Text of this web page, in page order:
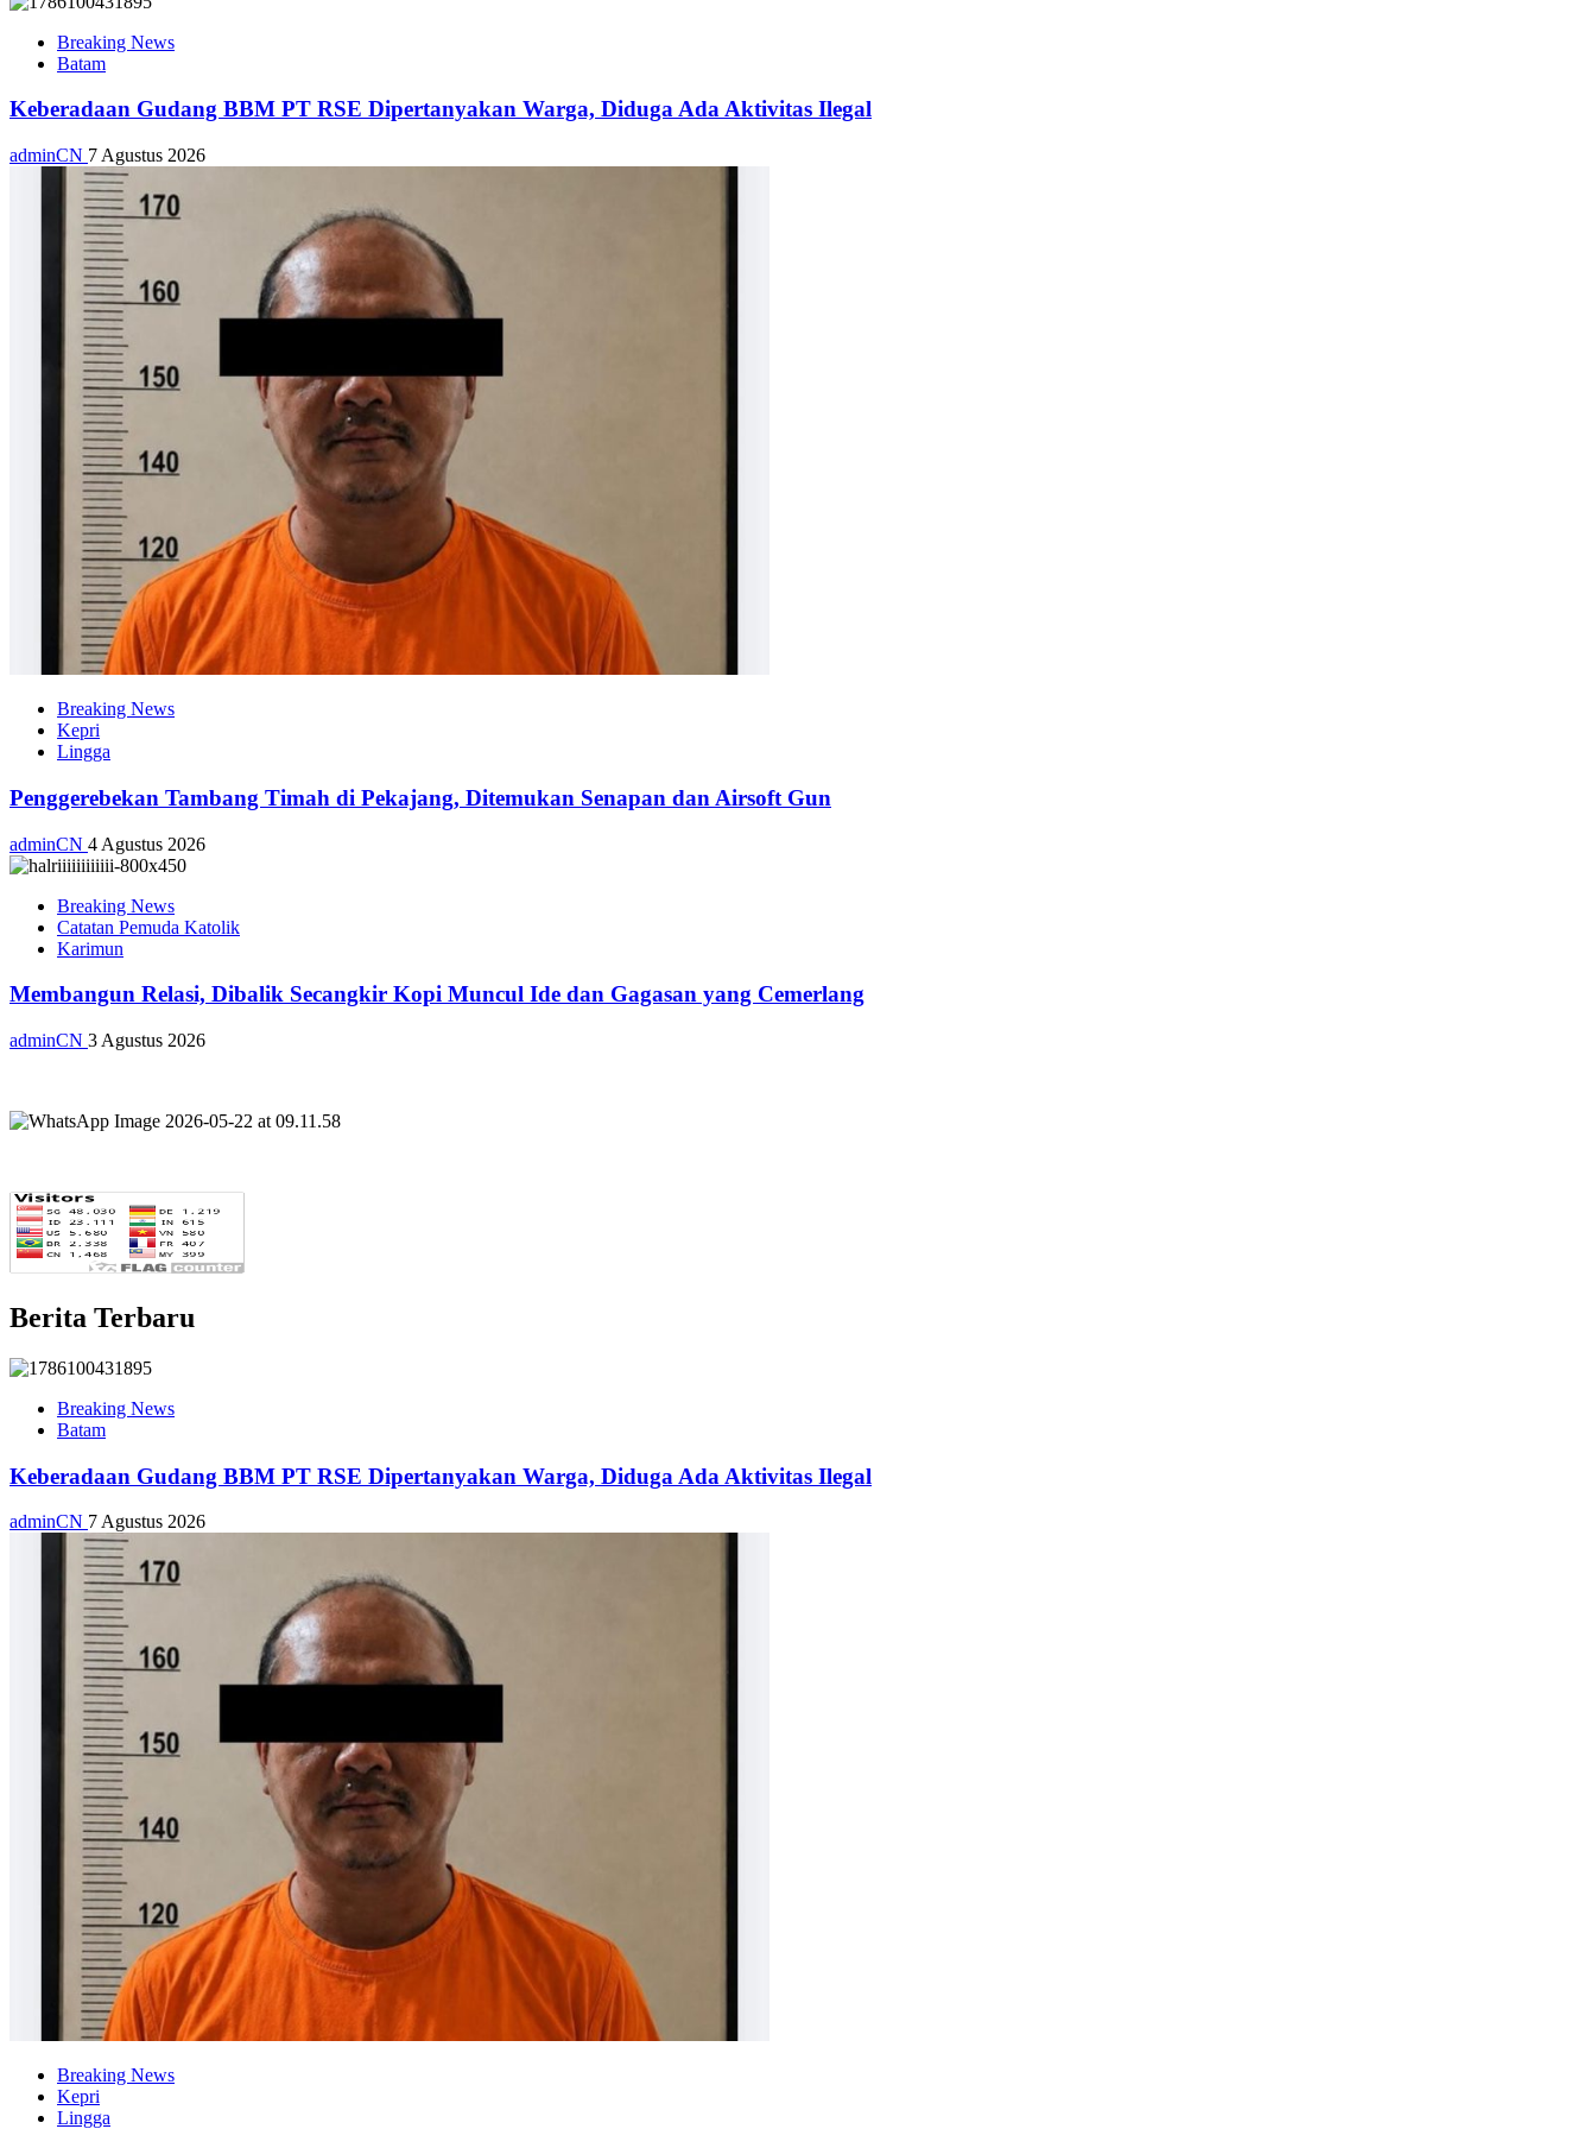
Breaking News
Batam
Keberadaan Gudang BBM PT RSE Dipertanyakan Warga, Diduga Ada Aktivitas Ilegal
adminCN 7 Agustus 2026
Breaking News
Kepri
Lingga
Penggerebekan Tambang Timah di Pekajang, Ditemukan Senapan dan Airsoft Gun
adminCN 4 Agustus 2026
Breaking News
Catatan Pemuda Katolik
Karimun
Membangun Relasi, Dibalik Secangkir Kopi Muncul Ide dan Gagasan yang Cemerlang
adminCN 3 Agustus 2026
Berita Terbaru
Breaking News
Batam
Keberadaan Gudang BBM PT RSE Dipertanyakan Warga, Diduga Ada Aktivitas Ilegal
adminCN 7 Agustus 2026
Breaking News
Kepri
Lingga